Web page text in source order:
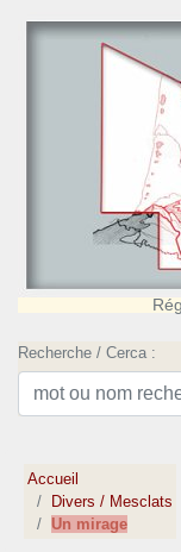
Recherche / Cerca :
Accueil
Divers / Mesclats
Un mirage